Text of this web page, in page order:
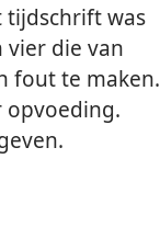
tijdschrift was
die van
fout te maken.
opvoeding.